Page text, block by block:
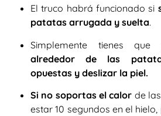
El truco habrá funcionado si
patatas arrugada y suelta.
Simplemente tienes que
alrededor de las
opuestas y deslizar la piel.
Si no soportas el calor de
estar 10 segundos en el hielo,